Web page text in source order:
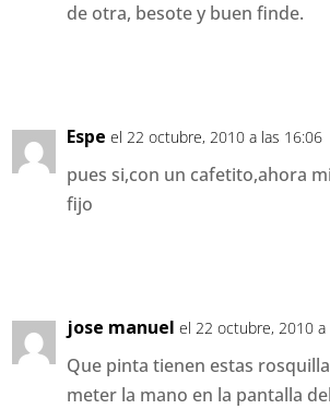
de otra, besote y buen finde.
Espe el 22 octubre, 2010 a las 16:06
pues si,con un cafetito,ahora
fijo
jose manuel el 22 octubre, 2010 a
Que pinta tienen estas
meter la mano en la pantalla